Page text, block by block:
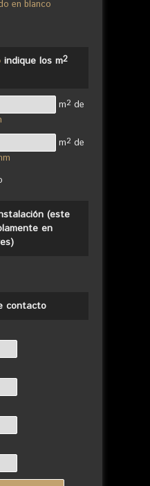
en blanco
indique los m2
m2 de
m2 de
(este
en
contacto